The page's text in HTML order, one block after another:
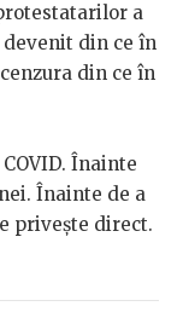
a
din ce în
din ce în
Înainte
Înainte de a
privește direct.